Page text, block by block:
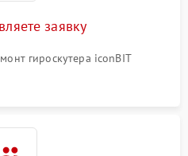
заявку
гироскутера iconBIT